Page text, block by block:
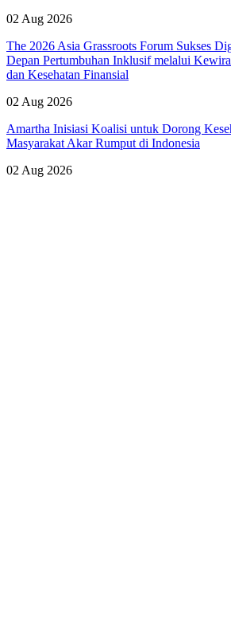
02 Aug 2026
The 2026 Asia Grassroots Forum Sukses
Depan Pertumbuhan Inklusif melalui
dan Kesehatan Finansial
02 Aug 2026
Amartha Inisiasi Koalisi untuk Dorong
Masyarakat Akar Rumput di Indonesia
02 Aug 2026